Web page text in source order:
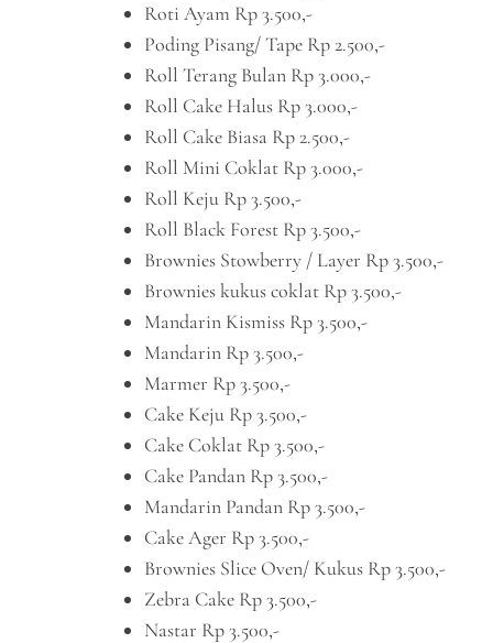
Roti Ayam Rp 3.500,-
Poding Pisang/ Tape Rp 2.500,-
Roll Terang Bulan Rp 3.000,-
Roll Cake Halus Rp 3.000,-
Roll Cake Biasa Rp 2.500,-
Roll Mini Coklat Rp 3.000,-
Roll Keju Rp 3.500,-
Roll Black Forest Rp 3.500,-
Brownies Stowberry / Layer Rp 3.500,-
Brownies kukus coklat Rp 3.500,-
Mandarin Kismiss Rp 3.500,-
Mandarin Rp 3.500,-
Marmer Rp 3.500,-
Cake Keju Rp 3.500,-
Cake Coklat Rp 3.500,-
Cake Pandan Rp 3.500,-
Mandarin Pandan Rp 3.500,-
Cake Ager Rp 3.500,-
Brownies Slice Oven/ Kukus Rp 3.500,-
Zebra Cake Rp 3.500,-
Nastar Rp 3.500,-